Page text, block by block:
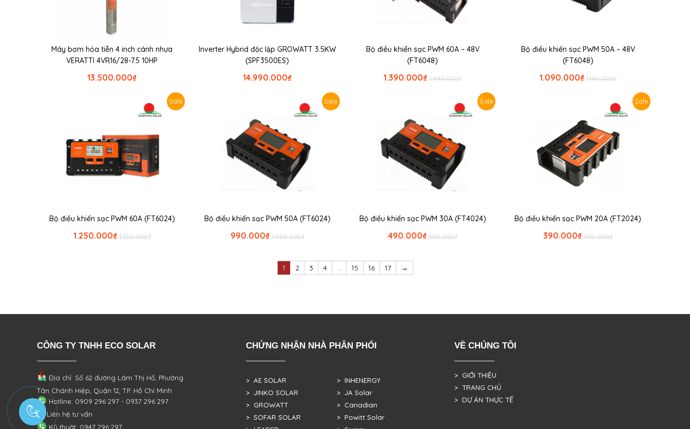
Máy bơm hỏa tiễn 4 inch cánh nhựa
VERATTI 4VR16/28-7.5 10HP
₫
13.500.000
Inverter Hybrid độc lập GROWATT 3.5KW
(SPF3500ES)
₫
14.990.000
Bộ điều khiển sạc PWM 60A – 48V
(FT6048)
₫
1.490.000
₫
1.390.000
Bộ điều khiển sạc PWM 50A – 48V
(FT6048)
₫
1.190.000
₫
1.090.000
Sale
Bộ điều khiển sạc PWM 60A (FT6024)
₫
1.350.000
₫
1.250.000
Sale
Bộ điều khiển sạc PWM 50A (FT6024)
₫
1.000.000
₫
990.000
Sale
Bộ điều khiển sạc PWM 30A (FT4024)
₫
500.000
₫
490.000
Sale
Bộ điều khiển sạc PWM 20A (FT2024)
₫
400.000
₫
390.000
1 2 3 4 … 15 16 17 →
CÔNG TY TNHH ECO SOLAR
Địa chỉ: Số 62 đường Lâm Thị Hố, Phường
Tân Chánh Hiệp, Quận 12, TP. Hồ Chí Minh
Hotline: 0909 296 297 - 0937 296 297
Liên hệ tư vấn
Kỹ thuật: 0947 296 297
CHỨNG NHẬN NHÀ PHÂN PHỐI
> AE SOLAR
> JINKO SOLAR
> GROWATT
> SOFAR SOLAR
> INHENERGY
> JA Solar
> Canadian
> Powitt Solar
VỀ CHÚNG TÔI
> GIỚI THIỆU
> TRANG CHỦ
> DỰ ÁN THỰC TẾ